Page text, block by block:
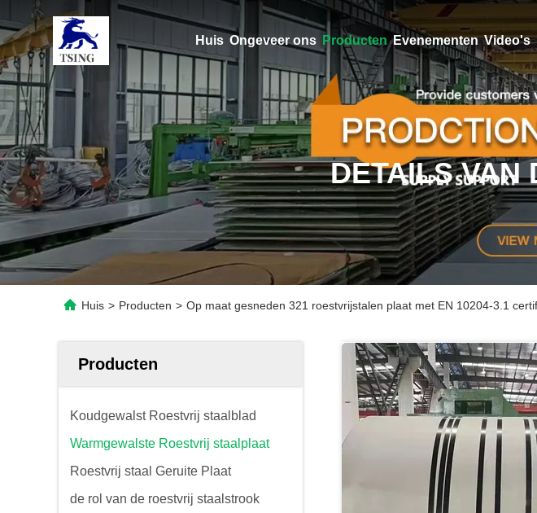
Huis Ongeveer ons Producten Evenementen Video's
DETAILS VAN
Huis > Producten > Op maat gesneden 321 roestvrijstalen plaat met EN 10204-3.1
Producten
Koudgewalst Roestvrij staalblad
Warmgewalste Roestvrij staalplaat
Roestvrij staal Geruite Plaat
de rol van de roestvrij staalstrook